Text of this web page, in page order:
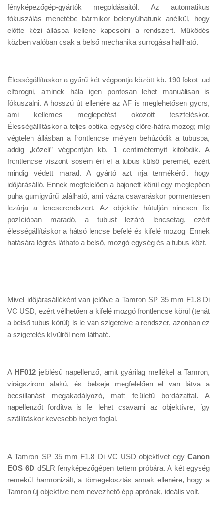
fényképezőgép-gyártók megoldásaitól. Az automatikus
fókuszálás menetébe bármikor belenyúlhatunk anélkül, hogy
előtte kézi állásba kellene kapcsolni a rendszert. Működés
közben valóban csak a belső mechanika surrogása hallható.
Élességállításkor a gyűrű két végpontja között kb. 190 fokot tud
elforogni, aminek hála igen pontosan lehet manuálisan is
fókuszálni. A hosszú út ellenére az AF is meglehetősen gyors,
ami kellemes meglepetést okozott teszteléskor.
Élességállításkor a teljes optikai egység előre-hátra mozog; míg
végtelen állásban a frontlencse mélyen behúzódik a tubusba,
addig „közeli” végpontján kb. 1 centiméternyit kitolódik. A
frontlencse viszont sosem éri el a tubus külső peremét, ezért
mindig védett marad. A gyártó azt írja termékéről, hogy
időjárásálló. Ennek megfelelően a bajonett körül egy meglepően
puha gumigyűrű található, ami vázra csavaráskor pormentesen
lezárja a lencserendszert. Az objektív hátulján nincsen fix
pozícióban maradó, a tubust lezáró lencsetag, ezért
élességállításkor a hátsó lencse befelé és kifelé mozog. Ennek
hatására légrés látható a belső, mozgó egység és a tubus közt.
Mivel időjárásállóként van jelölve a Tamron SP 35 mm F1.8 Di
VC USD, ezért vélhetően a kifelé mozgó frontlencse körül (tehát
a belső tubus körül) is le van szigetelve a rendszer, azonban ez
a szigetelés kívülről nem látható.
A HF012 jelölésű napellenző, amit gyárilag mellékel a Tamron,
virágszirom alakú, és belseje megfelelően el van látva a
becsillanást megakadályozó, matt felületű bordázattal. A
napellenzőt fordítva is fel lehet csavarni az objektívre, így
szállításkor kevesebb helyet foglal.
A Tamron SP 35 mm F1.8 Di VC USD objektívet egy Canon
EOS 6D dSLR fényképezőgépen tettem próbára. A két egység
remekül harmonizált, a tömegelosztás annak ellenére, hogy a
Tamron új objektíve nem nevezhető épp aprónak, ideális volt.